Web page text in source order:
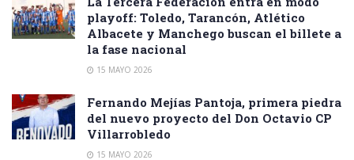
playoff: Toledo, Tarancón, Atlético
Albacete y Manchego buscan el billete a
la fase nacional
15 MAYO 2026
Fernando Mejías Pantoja, primera piedra
del nuevo proyecto del Don Octavio CP
Villarrobledo
15 MAYO 2026